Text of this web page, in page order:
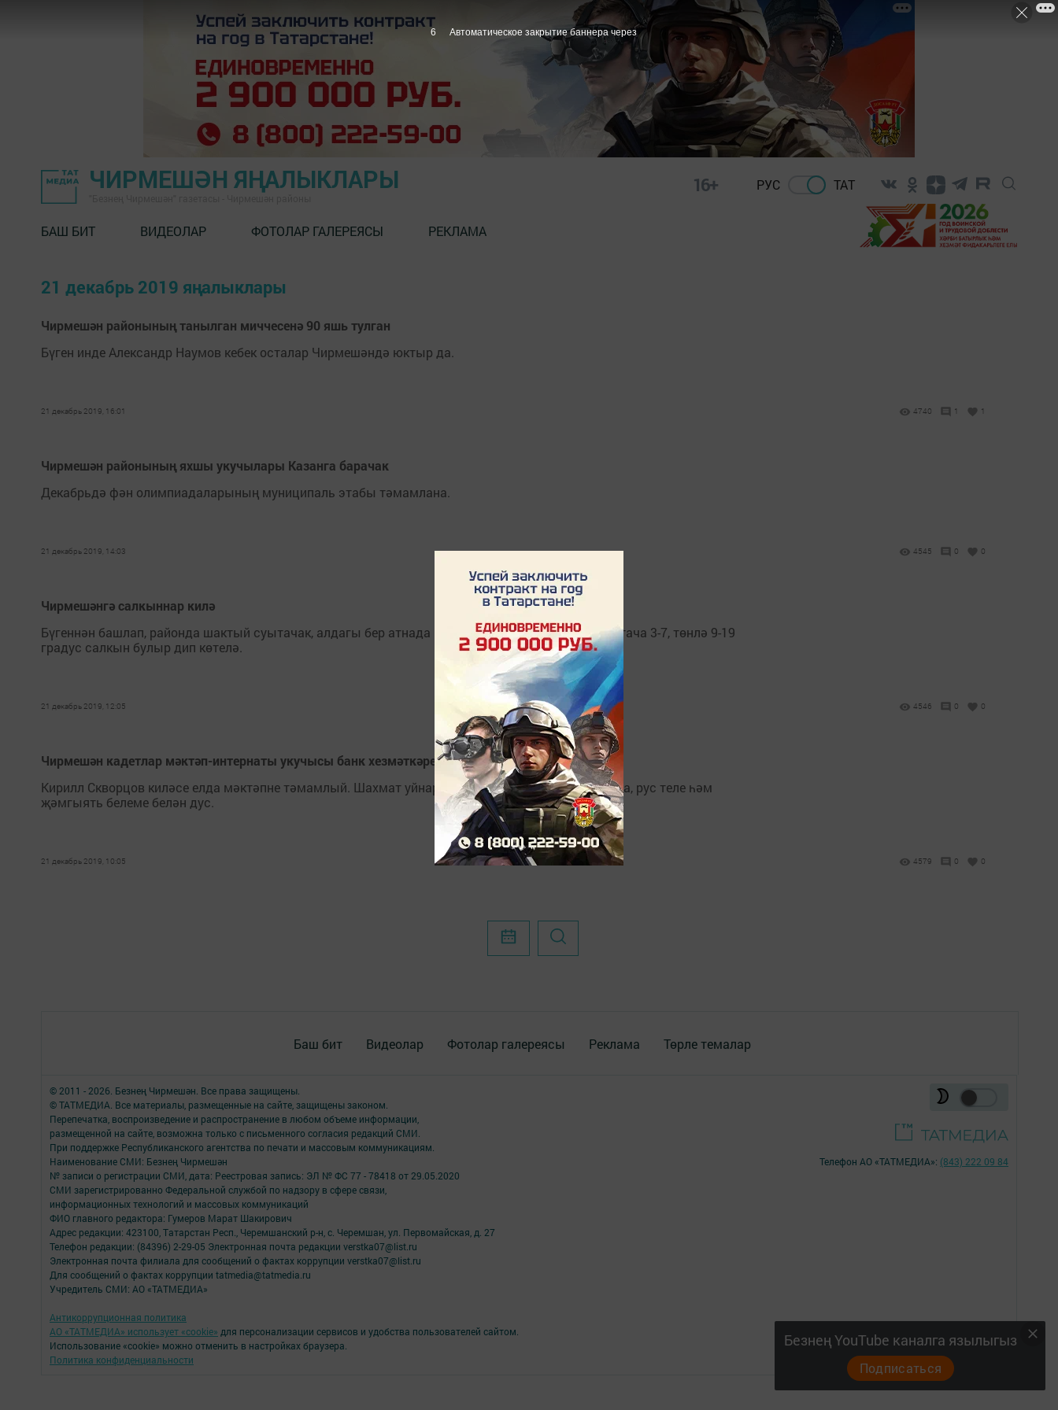
ЧИРМЕШӘН ЯҢАЛЫКЛАРЫ 16+ РУС ТАТ
БАШ БИТ ВИДЕОЛАР ФОТОЛАР ГАЛЕРЕЯСЫ РЕКЛАМА
21 декабрь 2019 яңалыклары
Чирмешән районының танылган миччесенә 90 яшь тулган
Бүген инде Александр Наумов кебек осталар Чирмешәндә юктыр да.
21 декабрь 2019, 16:01 4740 1 1
Чирмешән районының яхшы укучылары Казанга барачак
Декабрьдә фән олимпиадаларының муниципаль этабы тәмамлана.
21 декабрь 2019, 14:03 4545 0 0
Чирмешәнгә салкыннар килә
Бүгеннән башлап, районда шактый суытачак, алдагы бер атнада һава температурасы көндез уртача 3-7, төнлә 9-19
градус салкын булыр дип көтелә.
21 декабрь 2019, 12:05 4546 0 0
Чирмешән кадетлар мәктәп-интернаты укучысы банк хезмәткәре булырга хыяллана
Кирилл Скворцов киләсе елда мәктәпне тәмамлый. Шахмат уйнарга яратучы яшь егет матматика, рус теле һәм
җәмгыять белеме белән дус.
21 декабрь 2019, 10:05 4579 0 0
Баш бит Видеолар Фотолар галереясы Реклама Төрле темалар
Безнең YouTube каналга язылыгыз
Подписаться
© 2011 - 2026. Безнең Чирмешән. Все права защищены.
© ТАТМЕДИА. Все материалы, размещенные на сайте, защищены законом.
Перепечатка, воспроизведение и распространение в любом объеме информации,
размещенной на сайте, возможна только с письменного согласия редакций СМИ.
При поддержке Республиканского агентства по печати и массовым коммуникациям.
Наименование СМИ: Безнең Чирмешән
№ записи о регистрации СМИ, дата: Реестровая запись: ЭЛ № ФС 77 - 78418 от 29.05.2020
СМИ зарегистрированно Федеральной службой по надзору в сфере связи,
информационных технологий и массовых коммуникаций
ФИО главного редактора: Гумеров Марат Шакирович
Адрес редакции: 423100, Татарстан Респ., Черемшанский р-н, с. Черемшан, ул. Первомайская, д. 27
Телефон редакции: (84396) 2-29-05 Электронная почта редакции verstka07@list.ru
Электронная почта филиала для сообщений о фактах коррупции verstka07@list.ru
Для сообщений о фактах коррупции tatmedia@tatmedia.ru
Учредитель СМИ: АО «ТАТМЕДИА»
Антикоррупционная политика
АО «ТАТМЕДИА» использует «cookie» для персонализации сервисов и удобства пользователей сайтом.
Использование «cookie» можно отменить в настройках браузера.
Политика конфиденциальности
Телефон АО «ТАТМЕДИА»: (843) 222 09 84
16+
6 Автоматическое закрытие баннера через